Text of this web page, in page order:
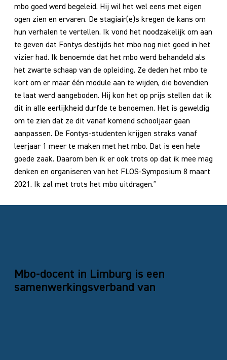
mbo goed werd begeleid. Hij wil het wel eens met eigen
ogen zien en ervaren. De stagiair(e)s kregen de kans om
hun verhalen te vertellen. Ik vond het noodzakelijk om aan
te geven dat Fontys destijds het mbo nog niet goed in het
vizier had. Ik benoemde dat het mbo werd behandeld als
het zwarte schaap van de opleiding. Ze deden het mbo te
kort om er maar één module aan te wijden, die bovendien
te laat werd aangeboden. Hij kon het op prijs stellen dat ik
dit in alle eerlijkheid durfde te benoemen. Het is geweldig
om te zien dat ze dit vanaf komend schooljaar gaan
aanpassen. De Fontys-studenten krijgen straks vanaf
leerjaar 1 meer te maken met het mbo. Dat is een hele
goede zaak. Daarom ben ik er ook trots op dat ik mee mag
denken en organiseren van het FLOS-Symposium 8 maart
2021. Ik zal met trots het mbo uitdragen.”
Mbo-docent in Limburg is een
samenwerkingsverband van